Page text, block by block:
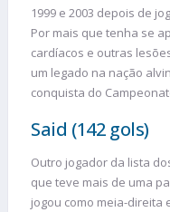
1999 e 2003 depois de
Por mais que tenha se
cardíacos e outras
um legado na nação
conquista do
Said (142 gols)
Outro jogador da lista
que teve mais de uma
jogou como meia-direita